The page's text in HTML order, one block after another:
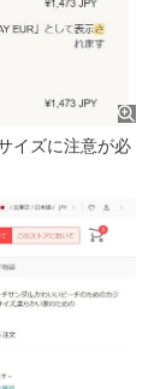
イズに注意が必